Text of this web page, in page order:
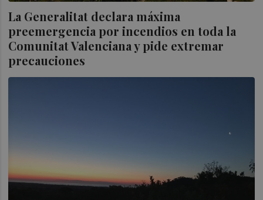
La Generalitat declara máxima
preemergencia por incendios en toda la
Comunitat Valenciana y pide extremar
precauciones